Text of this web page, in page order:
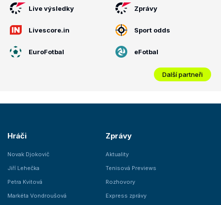
Live výsledky Zprávy
Livescore.in Sport odds
EuroFotbal eFotbal
Další partneři
Hráči
Novak Djokovič
Jiří Lehečka
Petra Kvitová
Markéta Vondroušová
Zprávy
Aktuality
Tenisová Previews
Rozhovory
Express zprávy